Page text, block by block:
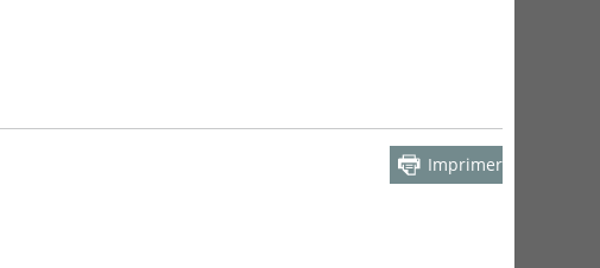
Imprimer